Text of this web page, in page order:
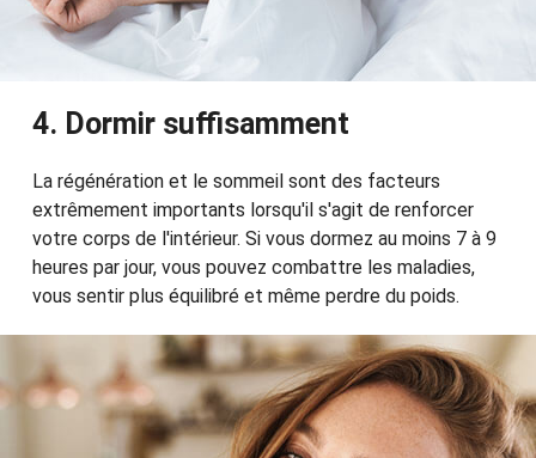
4. Dormir suffisamment
La régénération et le sommeil sont des facteurs
extrêmement importants lorsqu'il s'agit de renforcer
votre corps de l'intérieur. Si vous dormez au moins 7 à 9
heures par jour, vous pouvez combattre les maladies,
vous sentir plus équilibré et même perdre du poids.